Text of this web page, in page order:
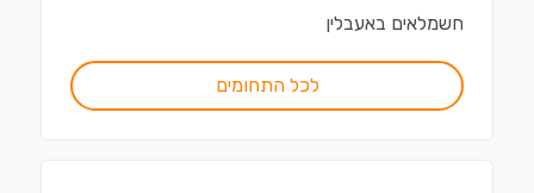
חשמלאים באעבלין
לכל התחומים